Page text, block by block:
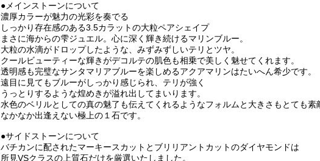
●メインストーンについて
濃厚カラーが魅力の光彩を奏でる
しっかり存在感のある3.5カラットの大粒ペアシェイプ
まさに海からの雫ジュエル。心に深く輝き続けるマリンブルー。
大粒の水滴がドロップしたような、みずみずしいテリとツヤ。
クールビューティーな輝きがデコルテの肌色も相乗で美しく魅せてくれます。
透明感も完璧なサンタマリアブルーを楽しめるアクアマリンはたいへん希少です。
遠目に見てもブルーがしっかり感じられ、テリが強く
うっとりするような煌めきが溢れ出してまいります。
水色のベリルとしての真の魅了も伝えてくれるようなフォルムと大きさもとても素
なかなか出逢えない極上の１石です。
●サイドストーンについて
バチカンに配されたマーキースカットとブリリアントカットのダイヤモンドは
所見VSクラスの上質石だけを厳選いたしました。